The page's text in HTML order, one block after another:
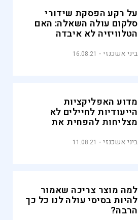
על רקע הפסקת שידורי
סלקום עולה השאלה: האם
הטלוויזיה לא איבדה
ביני אשכנזי 16.08.21
מדוע האפליקציות
הייעודיות לחיילים לא
מצליחות להפחית את
ביני אשכנזי 11.08.21
למה מוצר צריכה שאמור
להיות בסיסי עולה לנו כל כך
הרבה?